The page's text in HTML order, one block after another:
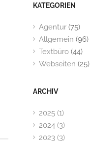
KATEGORIEN
Agentur (75)
Allgemein (96)
Textbüro (44)
Webseiten (25)
ARCHIV
2025 (1)
2024 (3)
2023 (3)